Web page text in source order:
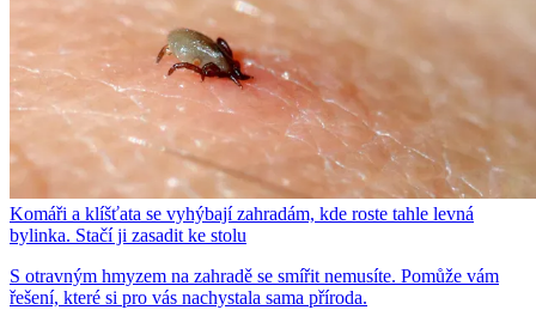
Komáři a klíšťata se vyhýbají zahradám, kde roste tahle levná
bylinka. Stačí ji zasadit ke stolu
S otravným hmyzem na zahradě se smířit nemusíte. Pomůže vám
řešení, které si pro vás nachystala sama příroda.